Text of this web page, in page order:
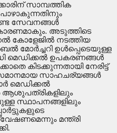
സാമ്പത്തിക
സേവനങ്ങൾ
കാരണമാകും. അടുത്തിടെ
കോളേജിൽ നടത്തിയ
മോർച്ചറി ഉൾപ്പെടെയുള്ള
മെഡിക്കൽ ഉപകരണങ്ങൾ
കിടക്കുന്നതായി നേരിട്ട്
സമാനമായ സാഹചര്യങ്ങൾ
മെഡിക്കൽ
ആശുപത്രികളിലും
സ്ഥാപനങ്ങളിലും
മന്ത്രി